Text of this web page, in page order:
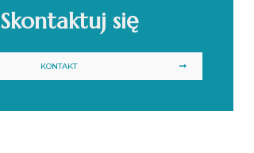
Skontaktuj się
KONTAKT